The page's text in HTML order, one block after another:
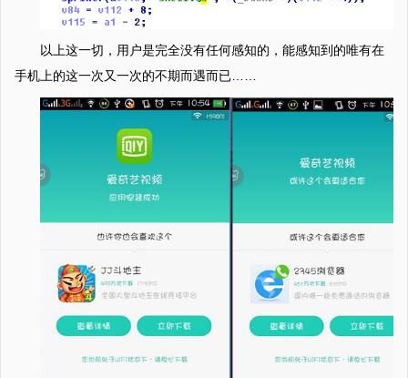
以上这一切，用户是完全没有任何感知的，能感知到的唯有在
手机上的这一次又一次的不期而遇而已……